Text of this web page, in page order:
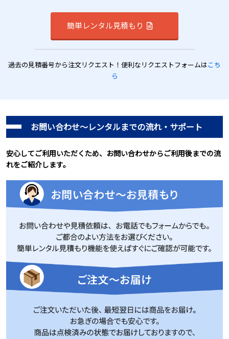
簡単レンタル見積もり
過去の見積番号から注文リクエスト！便利なリクエストフォームはこち
ら
お問い合わせ～レンタルまでの流れ・サポート
安心してご利用いただくため、お問い合わせからご利用後までの流
れをご紹介します。